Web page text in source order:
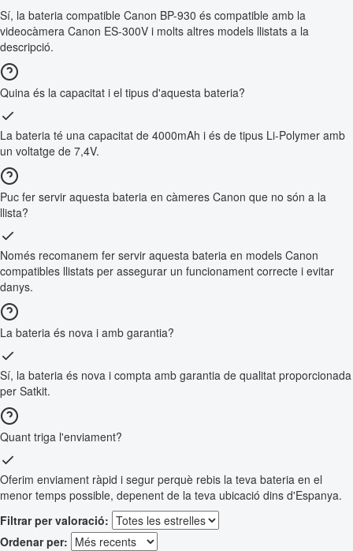
Sí, la bateria compatible Canon BP-930 és compatible amb la
videocàmera Canon ES-300V i molts altres models llistats a la
descripció.
Quina és la capacitat i el tipus d'aquesta bateria?
La bateria té una capacitat de 4000mAh i és de tipus Li-Polymer amb
un voltatge de 7,4V.
Puc fer servir aquesta bateria en càmeres Canon que no són a la
llista?
Només recomanem fer servir aquesta bateria en models Canon
compatibles llistats per assegurar un funcionament correcte i evitar
danys.
La bateria és nova i amb garantia?
Sí, la bateria és nova i compta amb garantia de qualitat proporcionada
per Satkit.
Quant triga l'enviament?
Oferim enviament ràpid i segur perquè rebis la teva bateria en el
menor temps possible, depenent de la teva ubicació dins d'Espanya.
Filtrar per valoració:
Ordenar per: